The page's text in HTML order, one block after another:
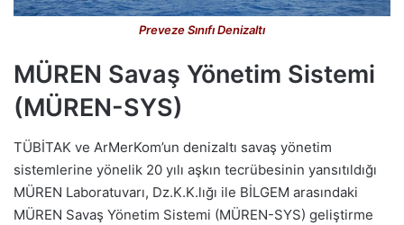
Preveze Sınıfı Denizaltı
MÜREN Savaş Yönetim Sistemi
(MÜREN-SYS)
TÜBİTAK ve ArMerKom’un denizaltı savaş yönetim
sistemlerine yönelik 20 yılı aşkın tecrübesinin yansıtıldığı
MÜREN Laboratuvarı, Dz.K.K.lığı ile BİLGEM arasındaki
MÜREN Savaş Yönetim Sistemi (MÜREN-SYS) geliştirme